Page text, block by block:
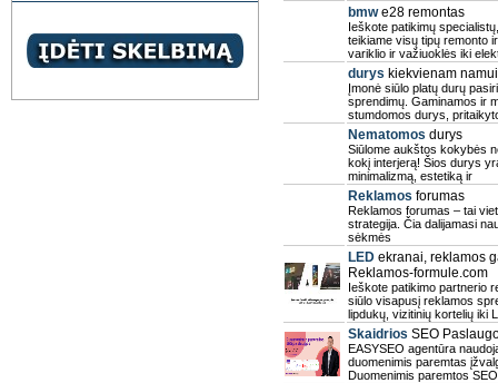
bmwe28 remontas
Ieškote patikimų
teikiame visų tipų remonto
variklio ir važiuoklės iki
durys kiekvienam namui
Įmonė siūlo platų durų
sprendimų. Gaminamos ir
stumdomos durys,
Nematomos durys
Siūlome aukštos kokybės
kokį interjerą! Šios durys
minimalizmą, estetiką ir
Reklamos forumas
Reklamos forumas – tai
strategija. Čia dalijamasi
sėkmės
LED ekranai, reklamos
Reklamos-formule.com
Ieškote patikimo partnerio
siūlo visapusį reklamos
lipdukų, vizitinių kortelių iki
Skaidrios SEO
EASYSEO agentūra
duomenimis paremtas
Duomenimis paremtos